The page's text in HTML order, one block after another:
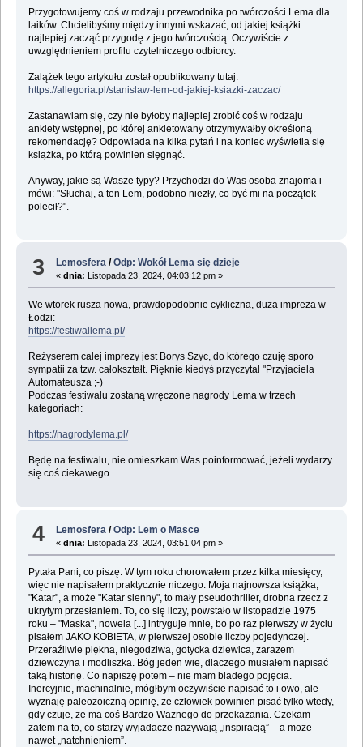
Przygotowujemy coś w rodzaju przewodnika po twórczości Lema dla
laików. Chcielibyśmy między innymi wskazać, od jakiej książki
najlepiej zacząć przygodę z jego twórczością. Oczywiście z
uwzględnieniem profilu czytelniczego odbiorcy.
Zalążek tego artykułu został opublikowany tutaj:
https://allegoria.pl/stanislaw-lem-od-jakiej-ksiazki-zaczac/
Zastanawiam się, czy nie byłoby najlepiej zrobić coś w rodzaju
ankiety wstępnej, po której ankietowany otrzymywałby określoną
rekomendację? Odpowiada na kilka pytań i na koniec wyświetla się
książka, po którą powinien sięgnąć.
Anyway, jakie są Wasze typy? Przychodzi do Was osoba znajoma i
mówi: "Słuchaj, a ten Lem, podobno niezły, co być mi na początek
polecił?".
3 Lemosfera /Odp: Wokół Lema się dzieje
«dnia: Listopada 23, 2024, 04:03:12 pm »
We wtorek rusza nowa, prawdopodobnie cykliczna, duża impreza w
Łodzi:
https://festiwallema.pl/
Reżyserem całej imprezy jest Borys Szyc, do którego czuję sporo
sympatii za tzw. całokształt. Pięknie kiedyś przyczytał "Przyjaciela
Automateusza ;-)
Podczas festiwalu zostaną wręczone nagrody Lema w trzech
kategoriach:
https://nagrodylema.pl/
Będę na festiwalu, nie omieszkam Was poinformować, jeżeli wydarzy
się coś ciekawego.
4 Lemosfera /Odp: Lem o Masce
«dnia: Listopada 23, 2024, 03:51:04 pm »
Pytała Pani, co piszę. W tym roku chorowałem przez kilka miesięcy,
więc nie napisałem praktycznie niczego. Moja najnowsza książka,
"Katar", a może "Katar sienny", to mały pseudothriller, drobna rzecz z
ukrytym przesłaniem. To, co się liczy, powstało w listopadzie 1975
roku – "Maska", nowela [...] intryguje mnie, bo po raz pierwszy w życiu
pisałem JAKO KOBIETA, w pierwszej osobie liczby pojedynczej.
Przeraźliwie piękna, niegodziwa, gotycka dziewica, zarazem
dziewczyna i modliszka. Bóg jeden wie, dlaczego musiałem napisać
taką historię. Co napiszę potem – nie mam bladego pojęcia.
Inercyjnie, machinalnie, mógłbym oczywiście napisać to i owo, ale
wyznaję paleozoiczną opinię, że człowiek powinien pisać tylko wtedy,
gdy czuje, że ma coś Bardzo Ważnego do przekazania. Czekam
zatem na to, co starzy wyjadacze nazywają „inspiracją” – a może
nawet „natchnieniem”.